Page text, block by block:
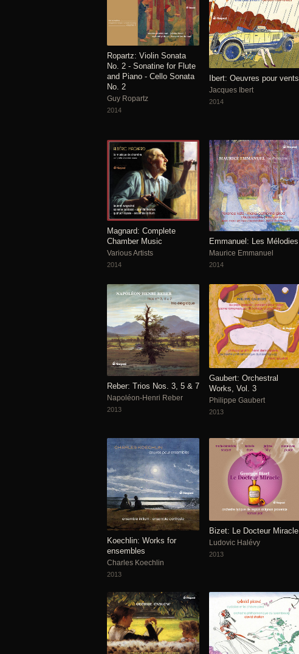
Ropartz: Violin Sonata
No. 2 - Sonatine for Flute
and Piano - Cello Sonata
No. 2
Guy Ropartz
2014
Ibert: Oeuvres pour vents
Jacques Ibert
2014
Magnard: Complete
Chamber Music
Various Artists
2014
Emmanuel: Les Mélodies
Maurice Emmanuel
2014
Reber: Trios Nos. 3, 5 & 7
Napoléon-Henri Reber
2013
Gaubert: Orchestral
Works, Vol. 3
Philippe Gaubert
2013
Koechlin: Works for
ensembles
Charles Koechlin
2013
Bizet: Le Docteur Miracle
Ludovic Halévy
2013